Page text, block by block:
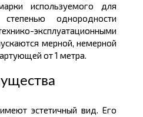
используемого для
однородности
эксплуатационными
мерной, немерной
от 1 метра.
эстетичный вид. Его